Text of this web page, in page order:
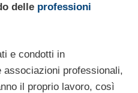
delle professioni
e condotti in
professionali,
il proprio lavoro, così